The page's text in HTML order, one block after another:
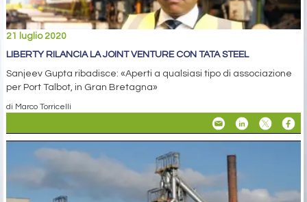
21 luglio 2020
LIBERTY RILANCIA LA JOINT VENTURE CON TATA STEEL
Sanjeev Gupta ribadisce: «Aperti a qualsiasi tipo di associazione
per Port Talbot, in Gran Bretagna»
di Marco Torricelli